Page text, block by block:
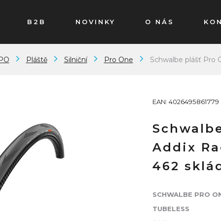
B2B NOVINKY O NÁS
Pláště Silniční Pro One Schwalbe plášť Pro
EAN: 4026495861779
Addix
462
SCHWALBE PRO
TUBELESS